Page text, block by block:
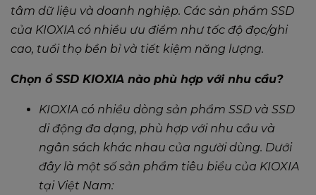
tâm dữ liệu và doanh nghiệp. Các sản phẩm SSD
của KIOXIA có nhiều ưu điểm như tốc độ đọc/ghi
cao, tuổi thọ bền bỉ và tiết kiệm năng lượng.
Chọn ổ SSD KIOXIA nào phù hợp với nhu cầu?​
KIOXIA có nhiều dòng sản phẩm SSD và SSD
di động đa dạng, phù hợp với nhu cầu và
ngân sách khác nhau của người dùng. Dưới
đây là một số sản phẩm tiêu biểu của KIOXIA
tại Việt Nam: